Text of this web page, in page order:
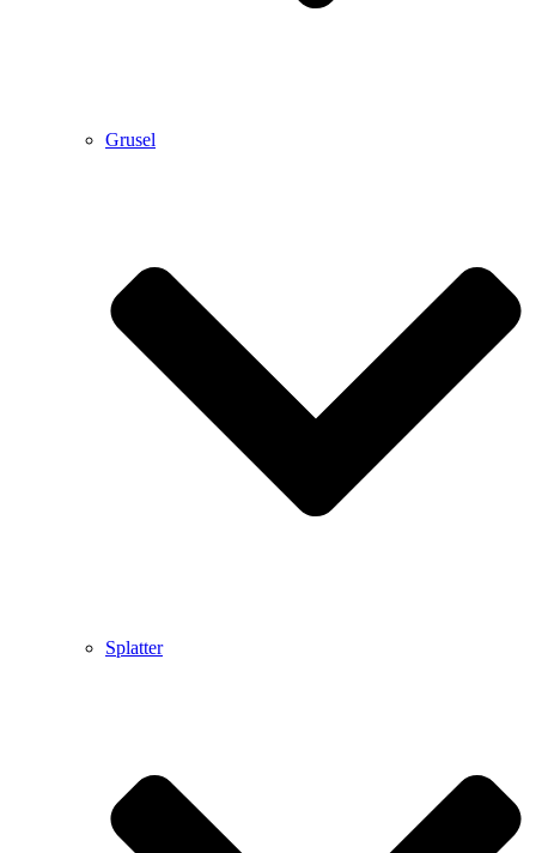
Grusel
Splatter